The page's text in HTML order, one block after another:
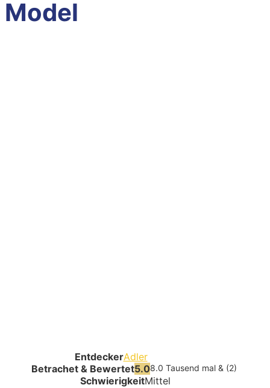
Model
EntdeckerAdler
Betrachet & Bewertet5.08.0 Tausend mal & (2)
SchwierigkeitMittel